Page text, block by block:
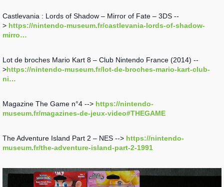
Castlevania : Lords of Shadow – Mirror of Fate – 3DS --
> https://nintendo-museum.fr/castlevania-lords-of-shadow-
mirro…
Lot de broches Mario Kart 8 – Club Nintendo France (2014) --
>https://nintendo-museum.fr/lot-de-broches-mario-kart-club-
ni…
Magazine The Game n°4 --> https://nintendo-
museum.fr/magazines-de-jeux-video#THEGAME
The Adventure Island Part 2 – NES --> https://nintendo-
museum.fr/the-adventure-island-part-2-1991